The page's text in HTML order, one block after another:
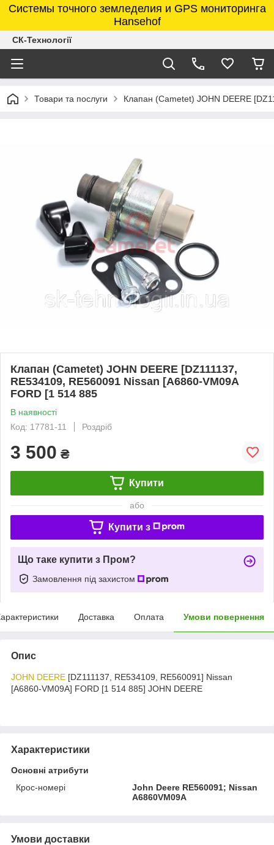
Системы точного земледелия и GPS мониторинга
Hansehof
СК-Технології
Товари та послуги Клапан (Cametet) JOHN DEERE
Клапан (Cametet) JOHN DEERE [DZ111137,
RE534109, RE560091 Nissan [A6860-VM09A
FORD [1 514 885
В наявності
Код: 17781-11
Роздріб
3 500 ₴
Купити
або
Купити з
Що таке купити з Пром?
Замовлення під захистом
Доставка Оплата Умови повернення
Опис
JOHN DEERE [DZ111137, RE534109, RE560091] Nissan
[A6860-VM09A] FORD [1 514 885] JOHN DEERE
Характеристики
Основні атрибути
Крос-номері
John Deere RE560091; Nissan
A6860VM09A
Умови доставки